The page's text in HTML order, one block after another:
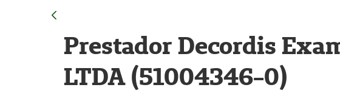
Prestador Decordis
LTDA (51004346-0)